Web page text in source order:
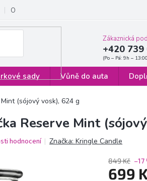
Obchodní podmínky
Zákaznická
+420
sady Vůně do auta
(sójový vosk), 624 g
Reserve Mint
hodnocení Značka:Kringle Candle
849 Kč –17
699